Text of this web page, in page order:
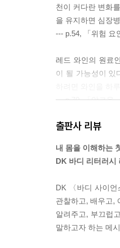
천이 커다란 변화
을 유지하면 심장
--- p.54, 「위험 요
레드 와인의 원료
이 될 가능성이 있
--- p.70, 「알코올
30세 이후 대부분
가르는 문제가 될
--- p.118, 「근력」
죽상경화증은 확
테니스공이 더 많
로 변한다. 테니스
--- p.131, 「위험
출판사 리뷰
내 몸을 이해하는
DK 바디 리터러시
DK 〈바디 사이언
관찰하고, 배우고,
알려주고, 부끄럽
말하고자 하는 메